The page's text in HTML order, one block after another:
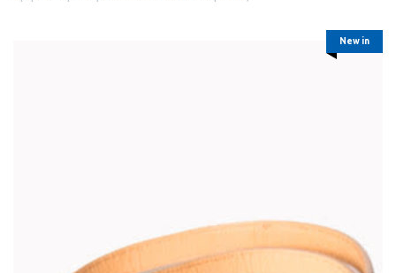
New in